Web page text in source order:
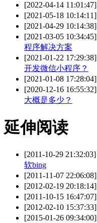
[2022-04-14 11:01:47]
[2021-05-18 10:14:11]
[2021-04-29 10:14:38]
[2021-03-05 10:34:45]
程序解决方案
[2021-01-22 17:29:38]
开发微信小程序？
[2021-01-08 17:28:04]
[2020-12-16 16:55:32]
大概是多少？
延伸阅读
[2011-10-29 21:32:03]
软bing
[2011-11-07 22:06:08]
[2012-02-19 20:18:14]
[2011-10-15 16:47:07]
[2012-02-10 15:37:33]
[2015-01-26 09:34:00]